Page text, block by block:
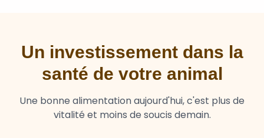
Un investissement dans la
santé de votre animal
Une bonne alimentation aujourd'hui, c'est plus de
vitalité et moins de soucis demain.